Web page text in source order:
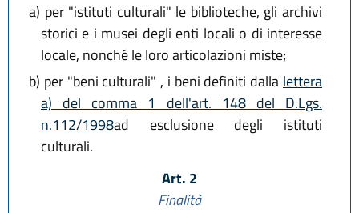
a) per "istituti culturali" le biblioteche, gli archivi
storici e i musei degli enti locali o di interesse
locale, nonché le loro articolazioni miste;
b) per "beni culturali" , i beni definiti dalla lettera
a) del comma 1 dell'art. 148 del D.Lgs.
n.112/1998ad esclusione degli istituti
culturali.
Art. 2
Finalità